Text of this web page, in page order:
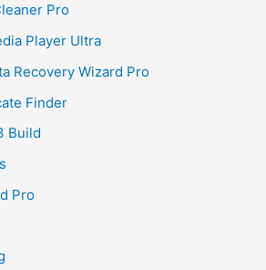
Pro
Player Ultra
Recovery Wizard Pro
Finder
Build
Pro